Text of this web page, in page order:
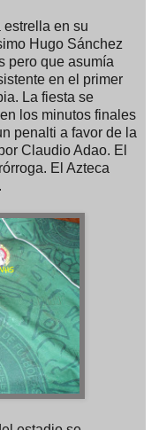
estrella en su
Hugo Sánchez
pero que asumía
en el primer
La fiesta se
los minutos finales
penalti a favor de la
Claudio Adao. El
El Azteca